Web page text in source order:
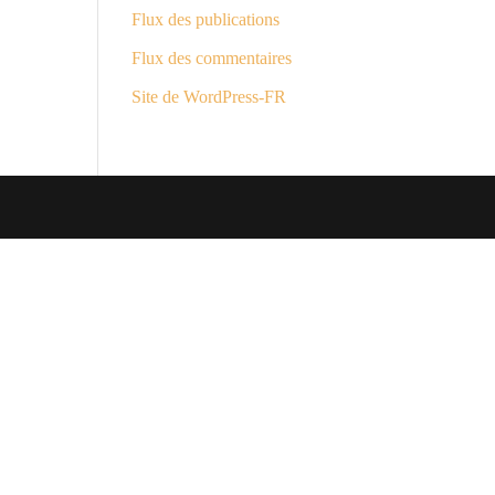
Flux des publications
Flux des commentaires
Site de WordPress-FR